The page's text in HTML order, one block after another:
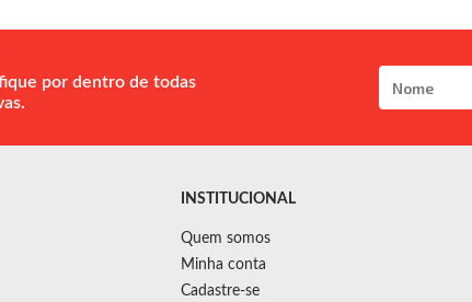
por dentro de todas
INSTITUCIONAL
Quem somos
Minha conta
Cadastre-se